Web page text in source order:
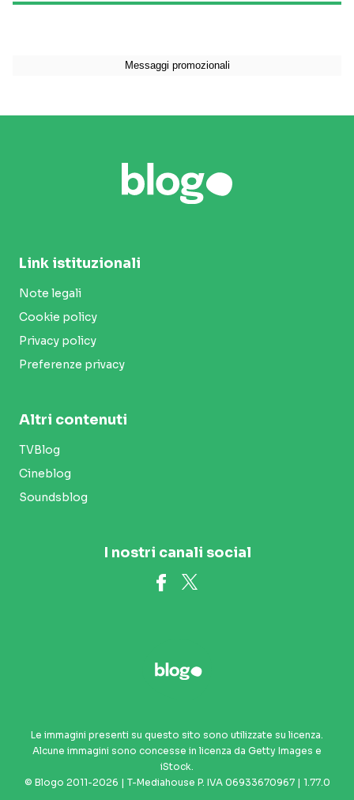
Link istituzionali
Note legali
Cookie policy
Privacy policy
Preferenze privacy
Altri contenuti
TVBlog
Cineblog
Soundsblog
I nostri canali social
Le immagini presenti su questo sito sono utilizzate su licenza.
Alcune immagini sono concesse in licenza da Getty Images e
iStock.
© Blogo 2011-2026 | T-Mediahouse P. IVA 06933670967 | 1.77.0